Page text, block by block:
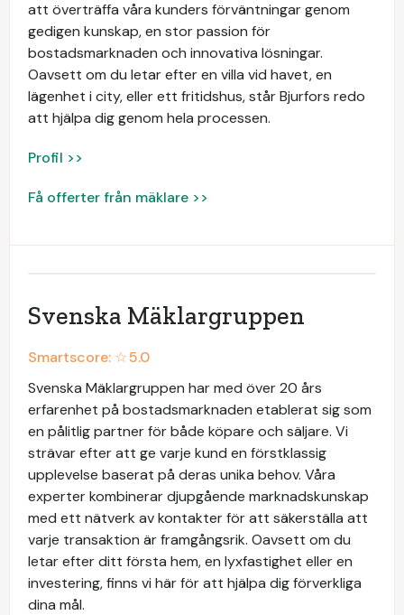
att överträffa våra kunders förväntningar genom
gedigen kunskap, en stor passion för
bostadsmarknaden och innovativa lösningar.
Oavsett om du letar efter en villa vid havet, en
lägenhet i city, eller ett fritidshus, står Bjurfors redo
att hjälpa dig genom hela processen.
Profil >>
Få offerter från mäklare >>
Svenska Mäklargruppen
Smartscore: ☆5.0
Svenska Mäklargruppen har med över 20 års
erfarenhet på bostadsmarknaden etablerat sig som
en pålitlig partner för både köpare och säljare. Vi
strävar efter att ge varje kund en förstklassig
upplevelse baserat på deras unika behov. Våra
experter kombinerar djupgående marknadskunskap
med ett nätverk av kontakter för att säkerställa att
varje transaktion är framgångsrik. Oavsett om du
letar efter ditt första hem, en lyxfastighet eller en
investering, finns vi här för att hjälpa dig förverkliga
dina mål.